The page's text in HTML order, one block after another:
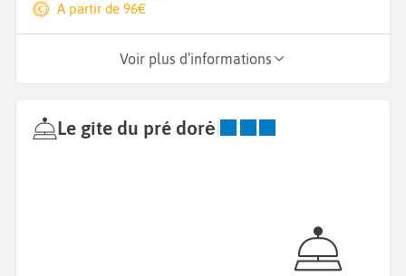
A partir de 96€
Voir plus d’informations
Le gite du pré dorė